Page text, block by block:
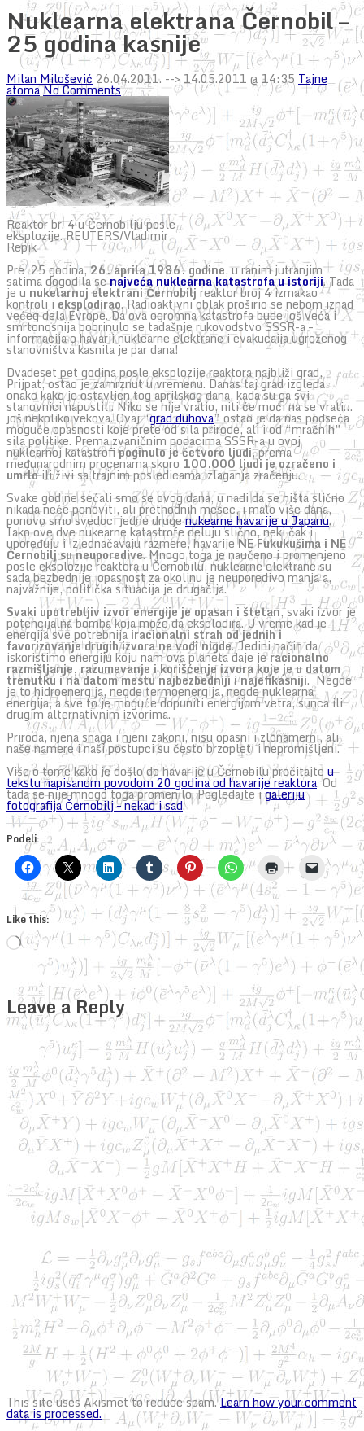
Nuklearna elektrana Černobil –
25 godina kasnije
Milan Milošević 26.04.2011. --> 14.05.2011 @ 14:35 Tajne
atomaNo Comments
Reaktor br. 4 u Černobilju posle
eksplozije. REUTERS/Vladimir
Repik
Pre 25 godina,26. aprila 1986. godine, u ranim jutranjim
satima dogodila senajveća nuklearna katastrofa u istoriji. Tada
je u nukelarnoj elektrani Černobiljreaktor broj 4 izmakao
kontroli i eksplodirao. Radioaktivni oblak proširio se nebom iznad
većeg dela Evrope. Da ova ogromna katastrofa bude još veća i
smrtonosnija pobrinulo se tadašnje rukovodstvo SSSR-a –
informacija o havarii nuklearne elektrane i evakucaija ugroženog
stanovništva kasnila je par dana!
Dvadeset pet godina posle eksplozije reaktora najbliži grad,
Prijpat, ostao je zamrznut u vremenu. Danas taj grad izgleda
onako kako je ostavljen tog aprilskog dana, kada su ga svi
stanovnici napustili. Niko se nije vratio, niti će moći na se vrati…
još nekoliko vekova. Ovaj “grad duhova” ostao je da nas podseća
moguće opasnosti koje prete od sila prirode, ali i od “mračnih”
sila politike. Prema zvaničnim podacima SSSR-a u ovoj
nuklearnoj katastrofipoginulo je četvoro ljudi, prema
međunarodnim procenama skoro 100.000 ljudi je ozračeno i
umrloili živi sa trajnim posledicama izlaganja zračenju.
Svake godine sećali smo se ovog dana, u nadi da se ništa slično
nikada neće ponoviti, ali prethodnih mesec, i malo više dana,
ponovo smo svedoci jedne drugenukearne havarije u Japanu.
Iako ove dve nukearne katastrofe deluju slično, neki čak i
upoređuju i izjednačavaju razmere, havarijeNE Fukukušima i NE
Černobilj su neuporedive. Mnogo toga je naučeno i promenjeno
posle eksplozije reaktora u Černobilu, nuklearne elektrane su
sada bezbednije, opasnost za okolinu je neuporedivo manja a,
najvažnije, politička situacija je drugačija.
Svaki upotrebljiv izvor energije je opasan i štetan, svaki izvor je
potencijalna bomba koja može da eksplodira. U vreme kad je
energija sve potrebnijairacionalni strah od jednih i
favorizovanje drugih izvora ne vodi nigde. Jedini način da
iskoristimo energiju koju nam ova planeta daje jeracionalno
razmišljanje, razumevanje i korišćenje izvora koje je u datom
trenutku i na datom mestu najbezbedniji i najefikasniji. Negde
je to hidroenergija, negde termoenergija, negde nuklearna
energija, a sve to je moguće dopuniti energijom vetra, sunca ili
drugim alternativnim izvorima.
Priroda, njena snaga i njeni zakoni, nisu opasni i zlonamerni, ali
naše namere i naši postupci su često brzopleti i nepromišljeni.
Više o tome kako je došlo do havarije u Černobilu pročitajte u
tekstu napisanom povodom 20 godina od havarije reaktora. Od
tada se nije mnogo toga promenilo. Pogledajte igaleriju
fotografija Černobilj – nekad i sad.
Podeli:
Like this:
Loading…
Leave a Reply
This site uses Akismet to reduce spam.Learn how your comment
data is processed.